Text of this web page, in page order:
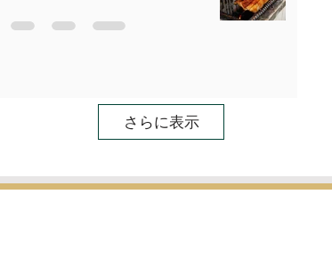
さらに表示